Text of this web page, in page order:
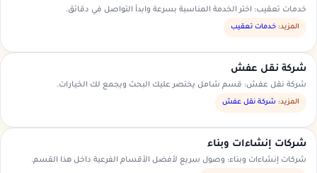
خدمات تعقيب: اختر الخدمة المناسبة بسرعة وابدأ التواصل في دقائق.
المزيد: خدمات تعقيب
شركة نقل عفش
شركة نقل عفش: قسم شامل يختصر عليك البحث ويجمع لك الخيارات.
المزيد: شركة نقل عفش
شركات إنشاءات وبناء
شركات إنشاءات وبناء: وصول سريع لأفضل الأقسام الفرعية داخل هذا القسم.